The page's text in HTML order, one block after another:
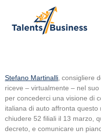
Stefano Martinalli ‚ consigliere
riceve – virtualmente – nel suo
per concederci una visione di
italiana di auto affronta
chiudere 52 filiali il 13 marzo,
decreto, e comunicare un